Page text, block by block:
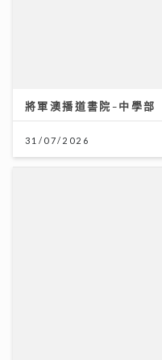
將軍澳播道書院-中學部
31/07/2026